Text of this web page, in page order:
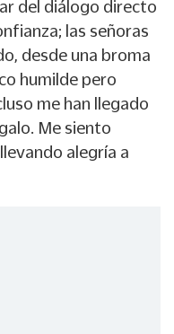
del diálogo directo
las señoras
desde una broma
humilde pero
me han llegado
Me siento
alegría a